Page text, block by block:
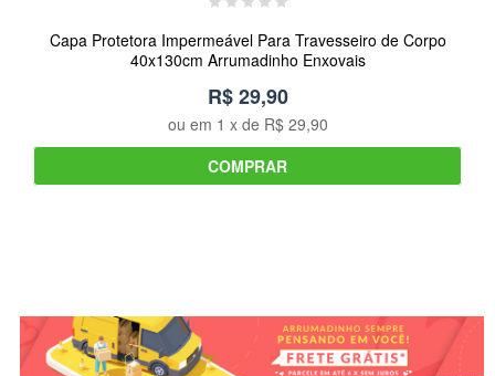
Capa Protetora Impermeável Para Travesseiro de Corpo
40x130cm Arrumadinho Enxovais
R$ 29,90
ou em 1 x de R$ 29,90
COMPRAR